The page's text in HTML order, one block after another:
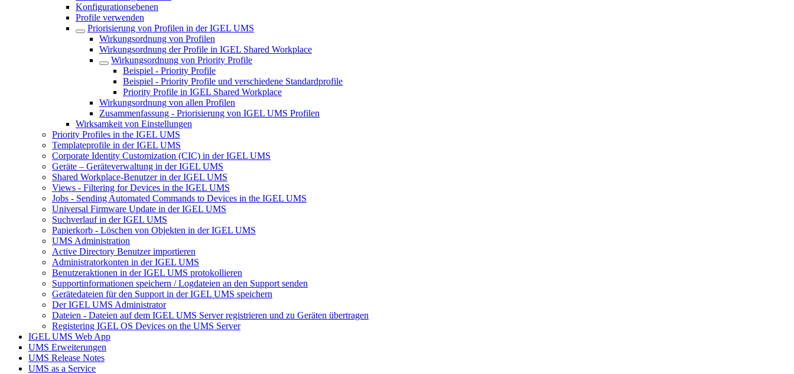
Konfigurationsebenen
Profile verwenden
Priorisierung von Profilen in der IGEL UMS
Wirkungsordnung von Profilen
Wirkungsordnung der Profile in IGEL Shared Workplace
Wirkungsordnung von Priority Profile
Beispiel - Priority Profile
Beispiel - Priority Profile und verschiedene Standardprofile
Priority Profile in IGEL Shared Workplace
Wirkungsordnung von allen Profilen
Zusammenfassung - Priorisierung von IGEL UMS Profilen
Wirksamkeit von Einstellungen
Priority Profiles in the IGEL UMS
Templateprofile in der IGEL UMS
Corporate Identity Customization (CIC) in der IGEL UMS
Geräte – Geräteverwaltung in der IGEL UMS
Shared Workplace-Benutzer in der IGEL UMS
Views - Filtering for Devices in the IGEL UMS
Jobs - Sending Automated Commands to Devices in the IGEL UMS
Universal Firmware Update in der IGEL UMS
Suchverlauf in der IGEL UMS
Papierkorb - Löschen von Objekten in der IGEL UMS
UMS Administration
Active Directory Benutzer importieren
Administratorkonten in der IGEL UMS
Benutzeraktionen in der IGEL UMS protokollieren
Supportinformationen speichern / Logdateien an den Support senden
Gerätedateien für den Support in der IGEL UMS speichern
Der IGEL UMS Administrator
Dateien - Dateien auf dem IGEL UMS Server registrieren und zu Geräten übertragen
Registering IGEL OS Devices on the UMS Server
IGEL UMS Web App
UMS Erweiterungen
UMS Release Notes
UMS as a Service